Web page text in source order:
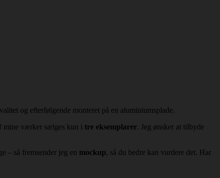
og efterfølgende monteret på en aluminiumsplade.
mine værker sælges kun i tre eksemplarer. Jeg ønsker at tilbyde
– så fremsender jeg en mockup, så du bedre kan vurdere det. Har